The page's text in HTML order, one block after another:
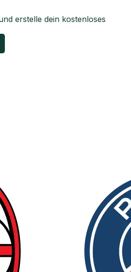
erstelle dein kostenloses